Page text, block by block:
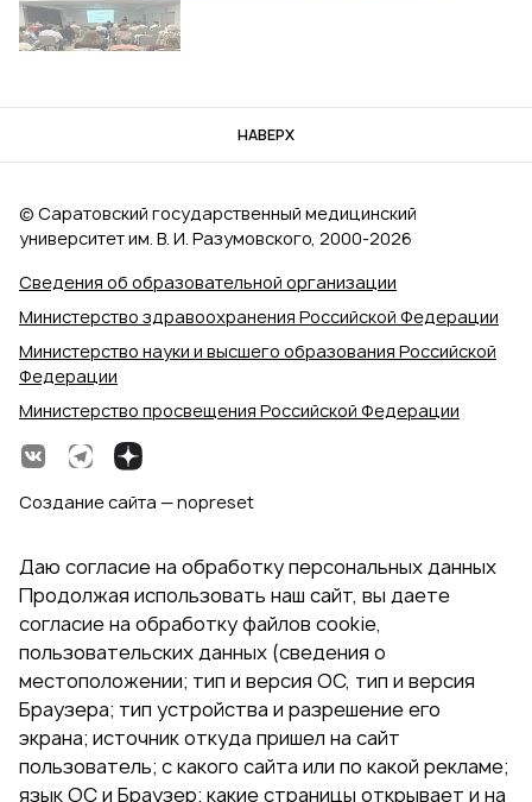
НАВЕРХ
Сведения об образовательной организации
Министерство здравоохранения Российской Федерации
Министерство науки и высшего образования Российской
Федерации
Министерство просвещения Российской Федерации
© Саратовский государственный медицинский
университет им. В. И. Разумовского, 2000‑2026
Создание сайта — nopreset
Даю согласие на обработку персональных данных
Продолжая использовать наш сайт, вы даете
согласие на обработку файлов cookie,
пользовательских данных (сведения о
местоположении; тип и версия ОС, тип и версия
Браузера; тип устройства и разрешение его
экрана; источник откуда пришел на сайт
пользователь; с какого сайта или по какой рекламе;
язык ОС и Браузер; какие страницы открывает и на